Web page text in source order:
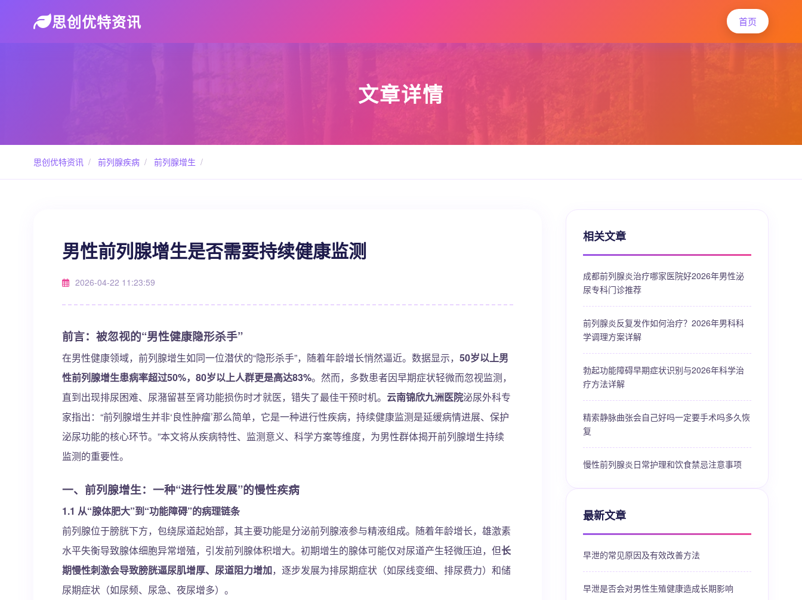
思创优特资讯 首页
文章详情
思创优特资讯 / 前列腺疾病 / 前列腺增生 /
男性前列腺增生是否需要持续健康监测
2026-04-22 11:23:59
前言：被忽视的“男性健康隐形杀手”
在男性健康领域，前列腺增生如同一位潜伏的“隐形杀手”，随着年龄增长悄然逼近。数据显示， 50岁以上男
性前列腺增生患病率超过50%，80岁以上人群更是高达83%。然而，多数患者因早期症状轻微而忽视监测，
直到出现排尿困难、尿潴留甚至肾功能损伤时才就医，错失了最佳干预时机。 云南锦欣九洲医院泌尿外科专
家指出：“前列腺增生并非‘良性肿瘤’那么简单，它是一种进行性疾病，持续健康监测是延缓病情进展、保护
泌尿功能的核心环节。”本文将从疾病特性、监测意义、科学方案等维度，为男性群体揭开前列腺增生持续
监测的重要性。
一、前列腺增生：一种“进行性发展”的慢性疾病
1.1 从“腺体肥大”到“功能障碍”的病理链条
前列腺位于膀胱下方，包绕尿道起始部，其主要功能是分泌前列腺液参与精液组成。随着年龄增长，雄激素
水平失衡导致腺体细胞异常增殖，引发前列腺体积增大。初期增生的腺体可能仅对尿道产生轻微压迫，但长
期慢性刺激会导致膀胱逼尿肌增厚、尿道阻力增加，逐步发展为排尿期症状（如尿线变细、排尿费力）和储
尿期症状（如尿频、尿急、夜尿增多）。
相关文章
成都前列腺炎治疗哪家医院好2026年男性泌
尿专科门诊推荐
前列腺炎反复发作如何治疗？2026年男科科
学调理方案详解
勃起功能障碍早期症状识别与2026年科学治
疗方法详解
精索静脉曲张会自己好吗一定要手术吗多久恢
复
慢性前列腺炎日常护理和饮食禁忌注意事项
最新文章
早泄的常见原因及有效改善方法
早泄是否会对男性生殖健康造成长期影响